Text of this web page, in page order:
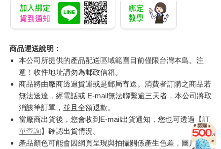
商品運送說明：
本公司所提供的產品配送區域範圍目前僅限台灣本島。注
意！收件地址請勿為郵政信箱。
商品將由廠商透過貨運或是郵局寄送。消費者訂購之商品若
無法送達，經電話或 E-mail無法聯繫逾三天者，本公司將取
消該筆訂單，並且全額退款。
當廠商出貨後，您會收到E-mail出貨通知，您也可透過【訂
單查詢 】確認出貨情況。
產品顏色可能會因網頁呈現與拍攝關係產生色差，圖片僅供